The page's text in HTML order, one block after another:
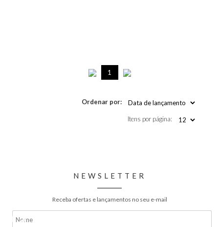
1
Ordenar por:
Itens por página:
NEWSLETTER
Receba ofertas e lançamentos no seu e-mail